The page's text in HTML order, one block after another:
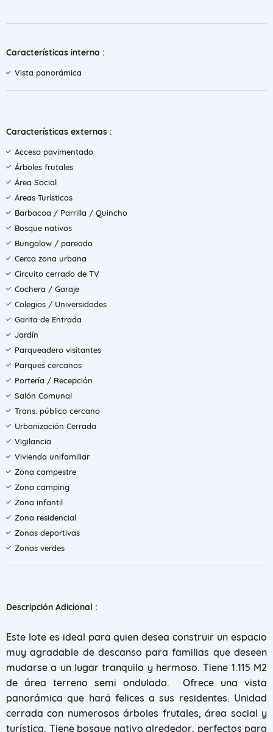
Características interna :
Vista panorámica
Características externas :
Acceso pavimentado
Árboles frutales
Área Social
Áreas Turísticas
Barbacoa / Parrilla / Quincho
Bosque nativos
Bungalow / pareado
Cerca zona urbana
Circuito cerrado de TV
Cochera / Garaje
Colegios / Universidades
Garita de Entrada
Jardín
Parqueadero visitantes
Parques cercanos
Portería / Recepción
Salón Comunal
Trans. público cercano
Urbanización Cerrada
Vigilancia
Vivienda unifamiliar
Zona campestre
Zona camping
Zona infantil
Zona residencial
Zonas deportivas
Zonas verdes
Descripción Adicional :
Este lote es ideal para quien desea construir un espacio
muy agradable de descanso para familias que deseen
mudarse a un lugar tranquilo y hermoso. Tiene 1.115 M2
de área terreno semi ondulado. Ofrece una vista
panorámica que hará felices a sus residentes. Unidad
cerrada con numerosos árboles frutales, área social y
turística. Tiene bosque nativo alrededor, perfectos para